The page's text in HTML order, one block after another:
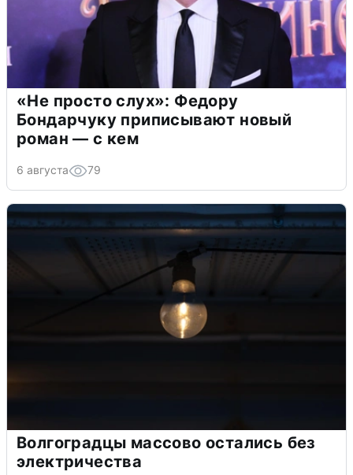
«Не просто слух»: Федору
Бондарчуку приписывают новый
роман — с кем
6 августа 79
Волгоградцы массово остались без
электричества